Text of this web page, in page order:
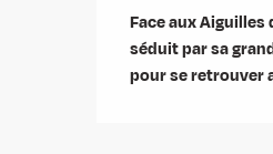
Face aux Aiguilles
séduit par sa
pour se retrouver